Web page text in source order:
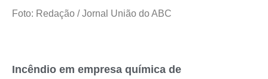
Foto: Redação / Jornal União do ABC
Incêndio em empresa química de